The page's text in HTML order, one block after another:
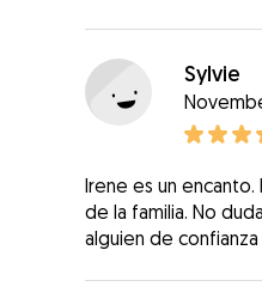
Sylvie
Irene es un
de la familia. No
alguien de